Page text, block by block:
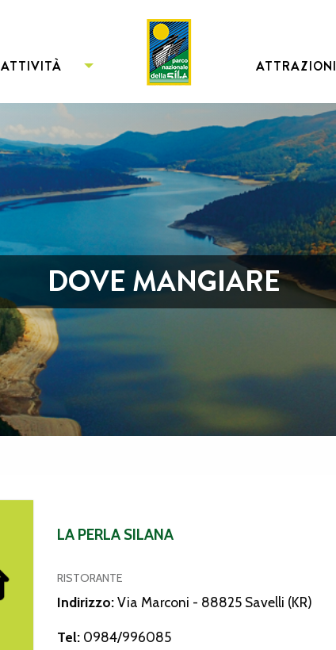
ATTIVITÀ ATTRAZIONI
DOVE MANGIARE
LA PERLA SILANA
RISTORANTE
Indirizzo:Via Marconi - 88825 Savelli (KR)
Tel: 0984/996085